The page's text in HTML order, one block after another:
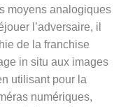
moyens analogiques
l’adversaire, il
de la franchise
in situ aux images
utilisant pour la
numériques,